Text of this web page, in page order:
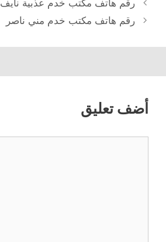
رقم هاتف مكتب خدم عذبية نايف
رقم هاتف مكتب خدم مني ناصر
أضف تعليق